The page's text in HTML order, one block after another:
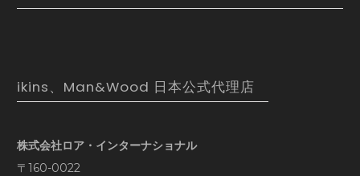
ikins、Man&Wood 日本公式代理店
株式会社ロア・インターナショナル
〒160-0022